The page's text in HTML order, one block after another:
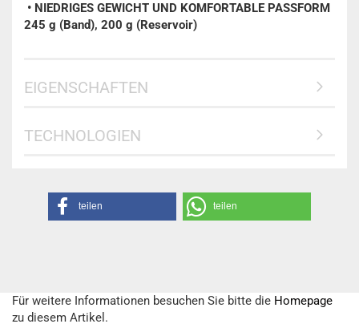
• NIEDRIGES GEWICHT UND KOMFORTABLE PASSFORM
245 g (Band), 200 g (Reservoir)
EIGENSCHAFTEN
TECHNOLOGIEN
teilen teilen
Für weitere Informationen besuchen Sie bitte die Homepage
zu diesem Artikel.